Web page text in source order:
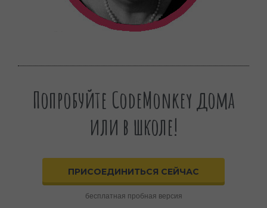
Попробуйте CodeMonkey дома
или в школе!
ПРИСОЕДИНИТЬСЯ СЕЙЧАС
бесплатная пробная версия